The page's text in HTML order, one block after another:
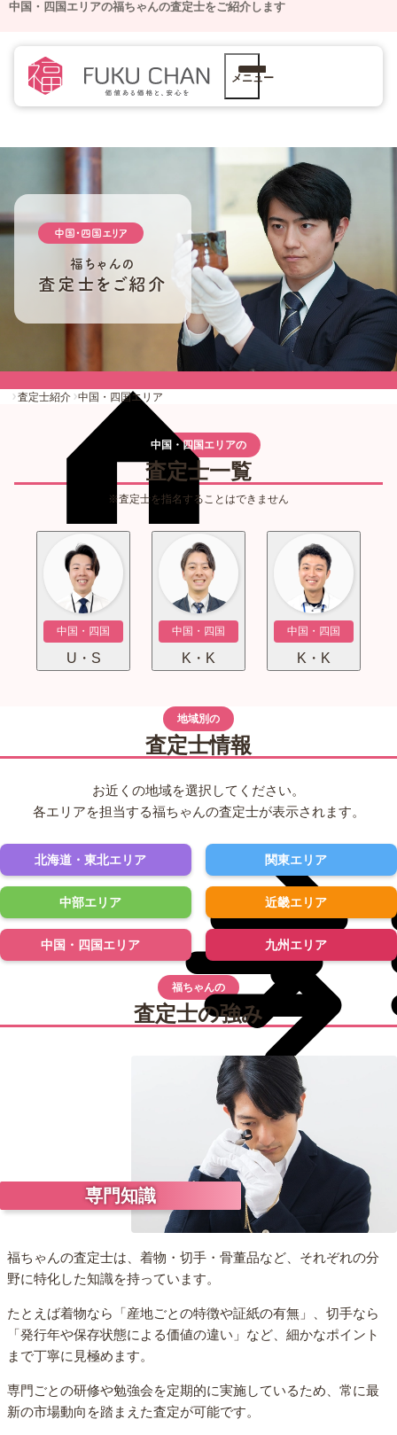
中国・四国エリアの福ちゃんの査定士をご紹介します
メニュー
中国・四国エリア
福ちゃんの
査定士をご紹介
査定士紹介 中国・四国エリア
中国・四国エリアの
査定士一覧
査定士を指名することはできません
中国・四国
U・S
中国・四国
K・K
中国・四国
K・K
地域別の
査定士情報
お近くの地域を選択してください。
各エリアを担当する福ちゃんの査定士が表示されます。
北海道・東北エリア 関東エリア
中部エリア 近畿エリア
中国・四国エリア 九州エリア
福ちゃんの
査定士の強み
専門知識
福ちゃんの査定士は、着物・切手・骨董品など、それぞれの分
野に特化した知識を持っています。
たとえば着物なら「産地ごとの特徴や証紙の有無」、切手なら
「発行年や保存状態による価値の違い」など、細かなポイント
まで丁寧に見極めます。
専門ごとの研修や勉強会を定期的に実施しているため、常に最
新の市場動向を踏まえた査定が可能です。